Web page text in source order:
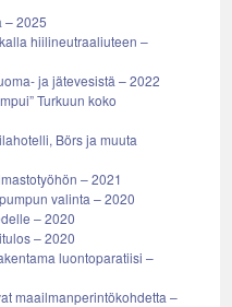
– 2025
hiilineutraaliuteen –
ja jätevesistä – 2022
Turkuun koko
Börs ja muuta
– 2021
valinta – 2020
– 2020
– 2020
luontoparatiisi –
maailmanperintökohdetta –